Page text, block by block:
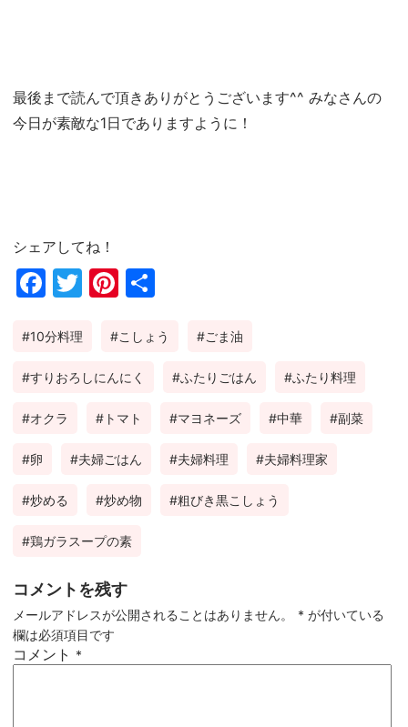
最後まで読んで頂きありがとうございます^^ みなさんの
今日が素敵な1日でありますように！
シェアしてね！
Fac
ok
Twi
Pin
est
10分料理 こしょう ごま油
すりおろしにんにく ふたりごはん ふたり料理
オクラ トマト マヨネーズ 中華 副菜
卵 夫婦ごはん 夫婦料理 夫婦料理家
炒める 炒め物 粗びき黒こしょう
鶏ガラスープの素
コメントを残す
メールアドレスが公開されることはありません。 * が付いている
欄は必須項目です
コメント *